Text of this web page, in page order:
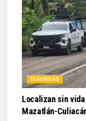
SEGURIDAD
Localizan sin
Mazatlán-